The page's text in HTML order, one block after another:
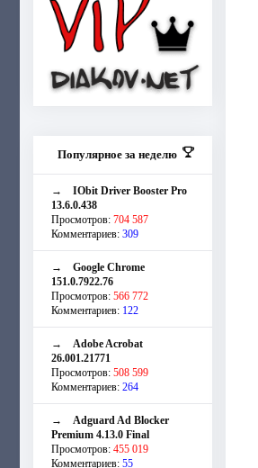
Популярное за неделю
→ IObit Driver Booster Pro
13.6.0.438
Просмотров: 704 587
Комментариев: 309
→ Google Chrome
151.0.7922.76
Просмотров: 566 772
Комментариев: 122
→ Adobe Acrobat
26.001.21771
Просмотров: 508 599
Комментариев: 264
→ Adguard Ad Blocker
Premium 4.13.0 Final
Просмотров: 455 019
Комментариев: 55